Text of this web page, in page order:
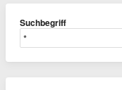
Suchbegriff